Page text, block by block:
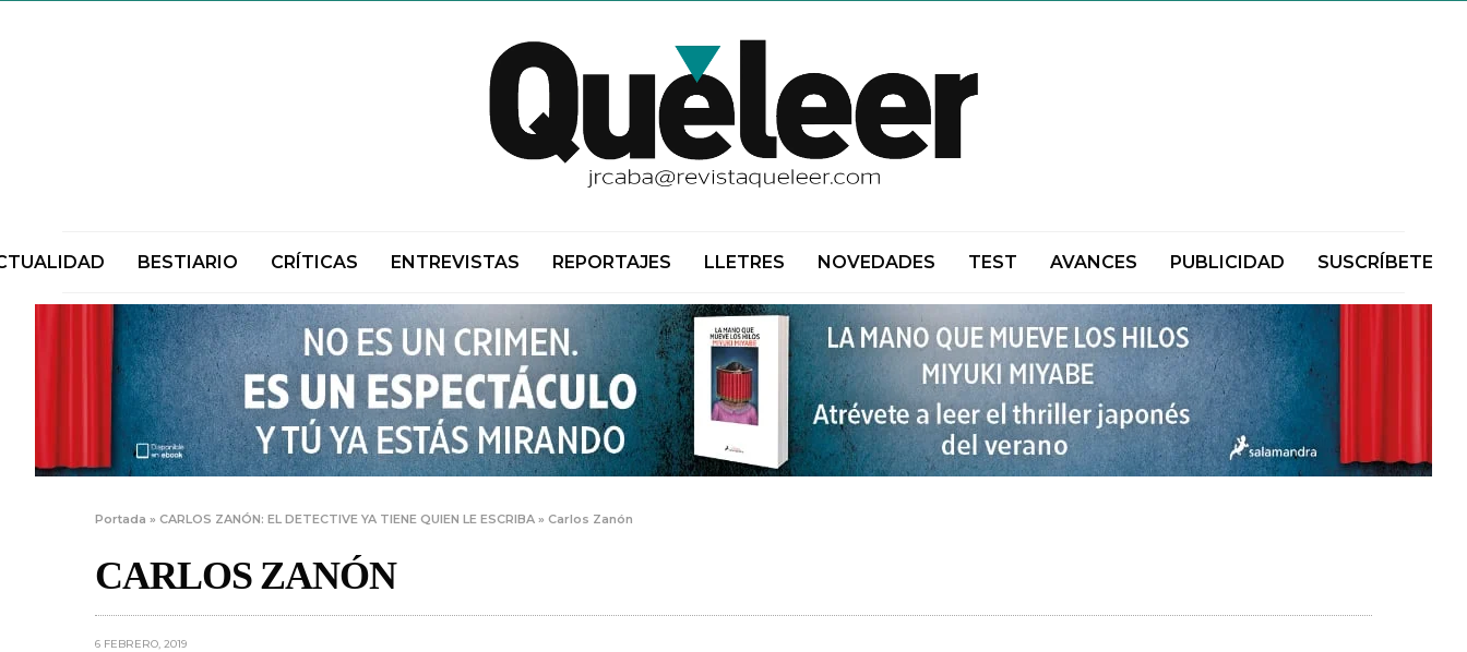
BESTIARIO CRÍTICAS ENTREVISTAS REPORTAJES LLETRES NOVEDADES TEST AVANCES PUBLICIDAD SUSCRÍBETE
Portada »CARLOS ZANÓN: EL DETECTIVE YA TIENE QUIEN LE ESCRIBA »Carlos Zanón
CARLOS ZANÓN
6 FEBRERO, 2019